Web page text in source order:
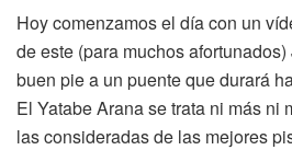
Hoy comenzamos el día con un
de este (para muchos
buen pie a un puente que durará
El Yatabe Arana se trata ni más ni
las consideradas de las mejores